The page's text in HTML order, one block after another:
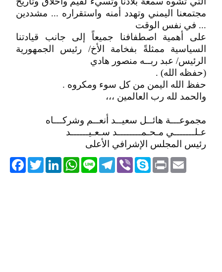
مجتمعنا اليمني وتهدد أمنه واستقراره ... مشددين
... في نفس الوقت
على أهمية اصطفافنا جميعاً إلى جانب قيادتنا
السياسية ممثلةً بفخامة الأخ/ رئيس الجمهورية
الرئيس/ عبد ربــه منصور هادي
(حفظه الله) .
حفظ الله اليمن من كل سوء ومكروه .
والحمد لله رب العالمين ،،،
مجموعـــة هائــل سعيــد أنعــم وشركـــاه
عـلـــــــي مـحـمــــــــد سـعـيــــــد
رئيس المجلس الإشرافي الأعلى
TwitterLinkedIn
WhatsApp Line
Telegram ViberSkype PrintEmail